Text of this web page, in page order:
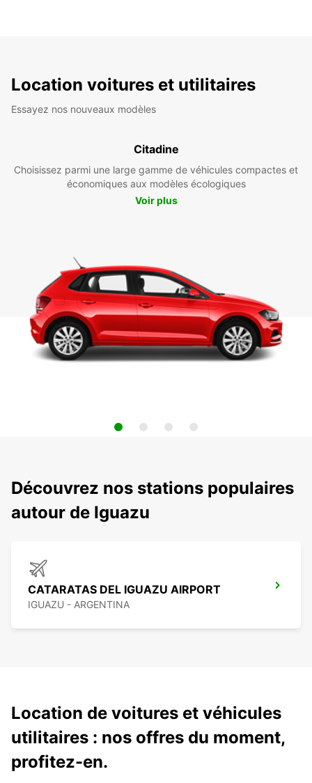
Location voitures et utilitaires
Essayez nos nouveaux modèles
Citadine
Choisissez parmi une large gamme de véhicules compactes et
économiques aux modèles écologiques
Voir plus
Découvrez nos stations populaires
autour de Iguazu
CATARATAS DEL IGUAZU AIRPORT
IGUAZU - ARGENTINA
Location de voitures et véhicules
utilitaires : nos offres du moment,
profitez-en.